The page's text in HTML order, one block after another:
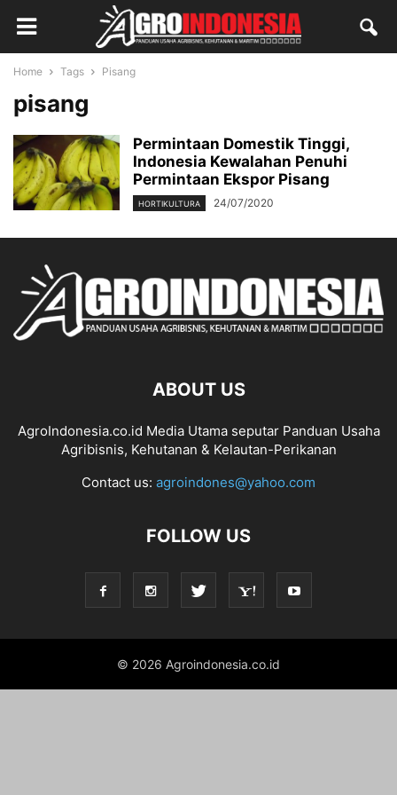
Home Tags Pisang
pisang
Permintaan Domestik Tinggi,
Indonesia Kewalahan Penuhi
Permintaan Ekspor Pisang
HORTIKULTURA 24/07/2020
ABOUT US
AgroIndonesia.co.id Media Utama seputar Panduan Usaha
Agribisnis, Kehutanan & Kelautan-Perikanan
Contact us: agroindones@yahoo.com
FOLLOW US
© 2026 Agroindonesia.co.id